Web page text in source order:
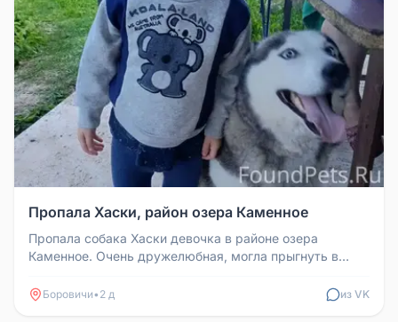
Пропала Хаски, район озера Каменное
Пропала собака Хаски девочка в районе озера
Каменное. Очень дружелюбная, могла прыгнуть в
Боровичи• 2 д из VK